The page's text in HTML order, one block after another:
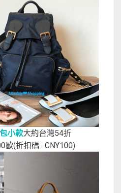
小款大約台灣54折
歐(折扣碼 : CNY100)